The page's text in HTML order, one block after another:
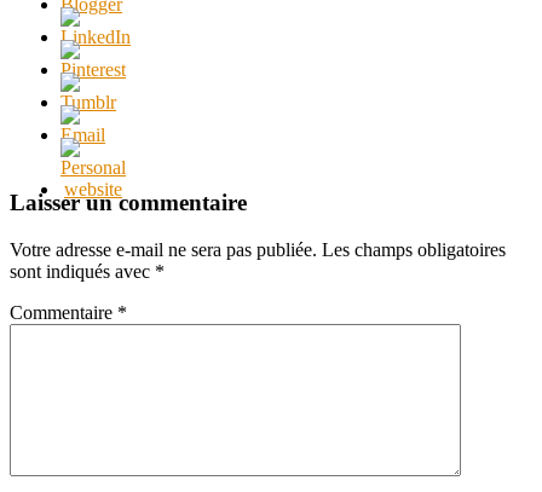
Laisser un commentaire
Votre adresse e-mail ne sera pas publiée. Les champs obligatoires
sont indiqués avec *
Commentaire *